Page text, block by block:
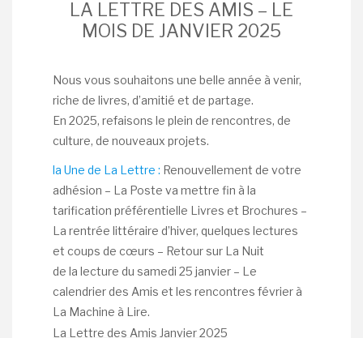
LA LETTRE DES AMIS – LE
MOIS DE JANVIER 2025
Nous vous souhaitons une belle année à venir,
riche de livres, d’amitié et de partage.
En 2025, refaisons le plein de rencontres, de
culture, de nouveaux projets.
la Une de La Lettre : Renouvellement de votre
adhésion – La Poste va mettre fin à la
tarification préférentielle Livres et Brochures –
La rentrée littéraire d’hiver, quelques lectures
et coups de cœurs – Retour sur La Nuit
de la lecture du samedi 25 janvier – Le
calendrier des Amis et les rencontres février à
La Machine à Lire.
La Lettre des Amis Janvier 2025